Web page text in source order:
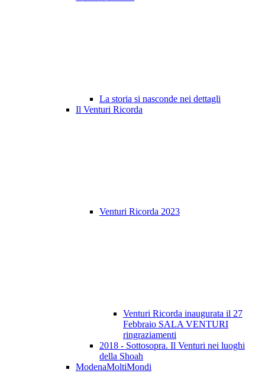
La storia si nasconde nei dettagli
Il Venturi Ricorda
Venturi Ricorda 2023
Venturi Ricorda inaugurata il 27
Febbraio SALA VENTURI
ringraziamenti
2018 - Sottosopra. Il Venturi nei luoghi
della Shoah
ModenaMoltiMondi